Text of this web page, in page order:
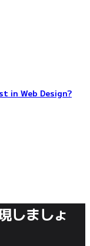
in Web Design?
しましょ